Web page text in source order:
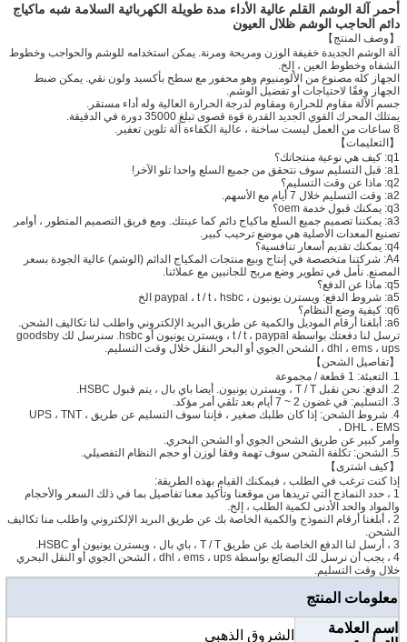
أحمر آلة الوشم القلم عالية الأداء مدة طويلة الكهربائية السلامة شبه ماكياج
دائم الحاجب الوشم ظلال العيون
【وصف المنتج】
آلة الوشم الجديدة خفيفة الوزن ومريحة ومرنة. يمكن استخدامه للوشم والحواجب وخطوط
الشفاه وخطوط العين ، إلخ.
الجهاز كله مصنوع من الألومنيوم وهو محفور مع سطح بأكسيد ولون نقي. يمكن ضبط
الجهاز وفقًا لاحتياجات أو تفضيل الوشم.
جسم الآلة مقاوم للحرارة ومقاوم لدرجة الحرارة العالية وله أداء مستقر.
يمتلك المحرك القوي الجديد القدرة قوة قصوى تبلغ 35000 دورة في الدقيقة.
8 ساعات من العمل ليست ساخنة ، عالية الكفاءة آلة تلوين تعفير.
【التعليمات】
q1: كيف هي نوعية منتجاتك؟
a1: قبل التسليم سوف نتحقق من جميع السلع واحدا تلو الآخر!
q2: ماذا عن وقت التسليم؟
a2: وقت التسليم خلال 7 أيام مع الأسهم.
q3: يمكنك قبول خدمة oem؟
a3: يمكننا تصميم جميع السلع ماكياج دائم كما عينتك. ومع فريق التصميم المتطور ، أوامر
تصنيع المعدات الأصلية هي موضع ترحيب كبير.
q4: يمكنك تقديم أسعار تنافسية؟
A4: شركتنا متخصصة في إنتاج وبيع منتجات المكياج الدائم (الوشم) عالية الجودة بسعر
المصنع. نأمل في تطوير وضع مربح للجانبين مع عملائنا.
q5: ماذا عن الدفع؟
a5: شروط الدفع: ويسترن يونيون ، paypal ، t / t ، hsbc الخ
q6: كيفية وضع النظام؟
a6: أبلغنا أرقام الموديل والكمية عن طريق البريد الإلكتروني واطلب لنا تكاليف الشحن.
ترسل لنا دفعتك بواسطة t / t ، paypal ، ويسترن يونيون أو hsbc. سنرسل لك goodsby
dhl ، ems ، ups ، الشحن الجوي أو البحر النقل خلال وقت التسليم.
【تفاصيل الشحن】
1. التعبئة: 1 قطعة / مجموعة
2. الدفع: نحن نقبل T / T ، ويسترن يونيون. أيضا باي بال ، يتم قبول HSBC.
3. التسليم: في غضون 2 ~ 7 أيام بعد تلقي أمر مؤكد.
4. شروط الشحن: إذا كان طلبك صغير ، فإننا سوف التسليم عن طريق UPS ، TNT ،
DHL ، EMS ،
وأمر كبير عن طريق الشحن الجوي أو الشحن البحري.
5. الشحن: تكلفة الشحن سوف تهمة وفقا لوزن أو حجم النظام التفصيلي.
【كيف اشترى】
إذا كنت ترغب في الطلب ، فيمكنك القيام بهذه الطريقة:
1 ، حدد النماذج التي تريدها من موقعنا وتأكيد معنا تفاصيل بما في ذلك السعر والأحجام
والمواد والحد الأدنى لكمية الطلب ، إلخ.
2 ، أبلغنا أرقام النموذج والكمية الخاصة بك عن طريق البريد الإلكتروني واطلب منا تكاليف
الشحن.
3 ، أرسل لنا الدفع الخاصة بك عن طريق T / T ، باي بال ، ويسترن يونيون أو HSBC.
4 ، يجب أن نرسل لك البضائع بواسطة dhl ، ems ، ups ، الشحن الجوي أو النقل البحري
خلال وقت التسليم.
معلومات المنتج
اسم العلامة
الشروق الذهبي